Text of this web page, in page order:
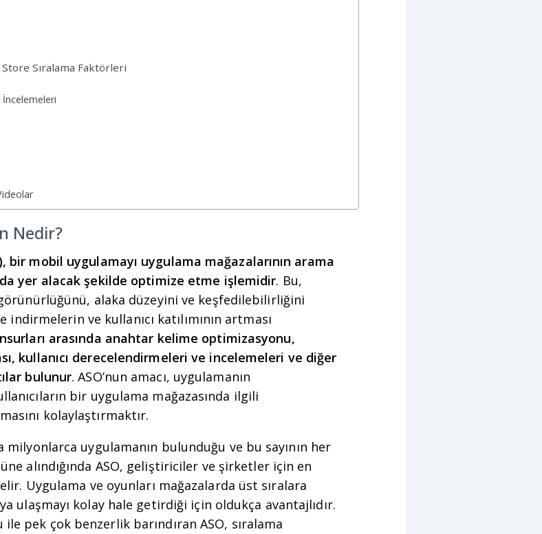
Sıralama Faktörleri
İncelemeleri
Nedir?
bir mobil uygulamayı uygulama mağazalarının arama
yer alacak şekilde optimize etme işlemidir. Bu,
alaka düzeyini ve keşfedilebilirliğini
ve kullanıcı katılımının artması
arasında anahtar kelime optimizasyonu,
kullanıcı derecelendirmeleri ve incelemeleri ve diğer
bulunur. ASO’nun amacı, uygulamanın
bir uygulama mağazasında ilgili
kolaylaştırmaktır.
milyonlarca uygulamanın bulunduğu ve bu sayının her
alındığında ASO, geliştiriciler ve şirketler için en
Uygulama ve oyunları mağazalarda üst sıralara
ulaşmayı kolay hale getirdiği için oldukça avantajlıdır.
pek çok benzerlik barındıran ASO, sıralama